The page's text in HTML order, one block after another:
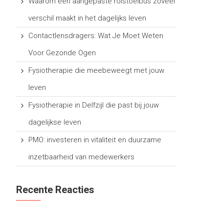
verschil maakt in het dagelijks leven
Contactlensdragers: Wat Je Moet Weten
Voor Gezonde Ogen
Fysiotherapie die meebeweegt met jouw
leven
Fysiotherapie in Delfzijl die past bij jouw
dagelijkse leven
PMO: investeren in vitaliteit en duurzame
inzetbaarheid van medewerkers
Recente Reacties